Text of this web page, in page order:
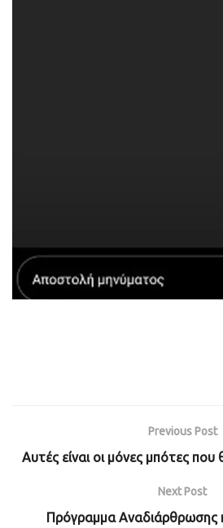
Previous Post
Αυτές είναι οι μόνες μπότες που
Next Post
Πρόγραμμα Αναδιάρθρωσης